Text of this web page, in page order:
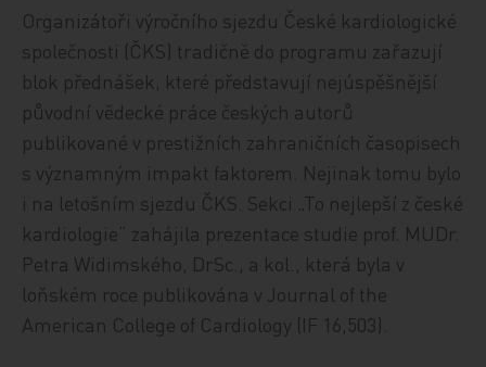
Organizátoři výročního sjezdu České kardiologické
společnosti (ČKS) tradičně do programu zařazují
blok přednášek, které představují nejúspěšnější
původní vědecké práce českých autorů
publikované v prestižních zahraničních časopisech
s významným impakt faktorem. Nejinak tomu bylo
i na letošním sjezdu ČKS. Sekci „To nejlepší z české
kardiologie“ zahájila prezentace studie prof. MUDr.
Petra Widimského, DrSc., a kol., která byla v
loňském roce publikována v Journal of the
American College of Cardiology (IF 16,503).